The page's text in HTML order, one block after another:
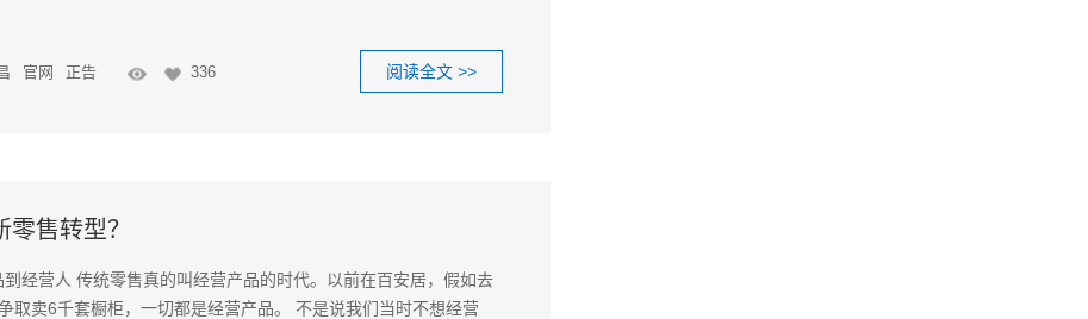
阅读全文 >>
官网 正告 336
售转型？
经营人 传统零售真的叫经营产品的时代。以前在百安居，假如去
取卖6千套橱柜，一切都是经营产品。 不是说我们当时不想经营